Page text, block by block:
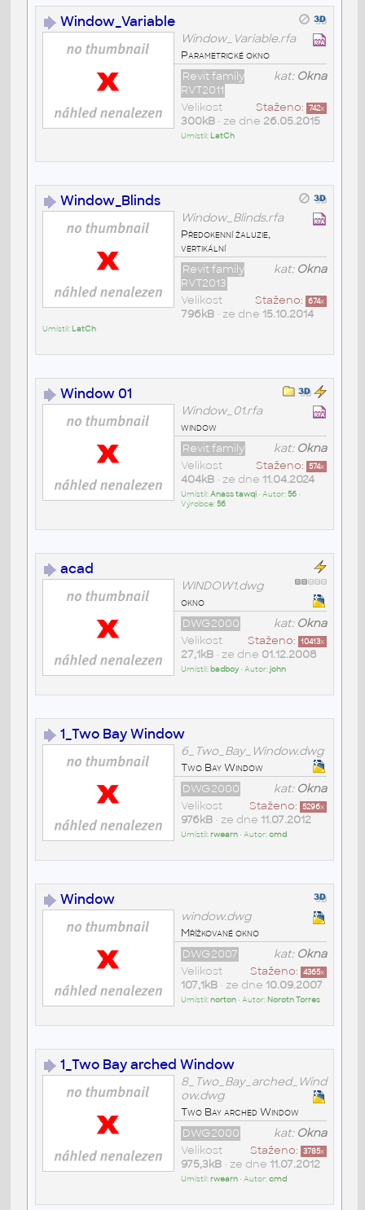
Window_Variable
Window_Variable.rfa
Parametrické okno
kat: Okna
Revit family
RVT2011
Staženo: 742x
Velikost
300kB• ze dne 26.05.2015
Umístil: LatCh
Window_Blinds
Window_Blinds.rfa
Předokenní žaluzie,
vertikální
kat: Okna
Revit family
RVT2013
Staženo: 674x
Velikost
796kB• ze dne 15.10.2014
Umístil: LatCh
Window 01
Window_01.rfa
window
kat: Okna
Revit family
Staženo: 574x
Velikost
404kB• ze dne 11.04.2024
Umístil:Anass tawqi• Autor:56•
Výrobce:56
acad
WINDOW1.dwg
okno
kat: Okna
DWG2000
Staženo: 10413x
Velikost
27,1kB• ze dne 01.12.2008
Umístil: badboy• Autor:john
1_Two Bay Window
6_Two_Bay_Window.dwg
Two Bay Window
kat: Okna
DWG2000
Staženo: 5296x
Velikost
976kB• ze dne 11.07.2012
Umístil:rwearn• Autor:cmd
Window
window.dwg
Mřížkované okno
kat: Okna
DWG2007
Staženo: 4365x
Velikost
107,1kB• ze dne 10.09.2007
Umístil:norton• Autor: Norotn Torres
1_Two Bay arched Window
8_Two_Bay_arched_Wind
ow.dwg
Two Bay arched Window
kat: Okna
DWG2000
Staženo: 3785x
Velikost
975,3kB• ze dne 11.07.2012
Umístil:rwearn• Autor:cmd